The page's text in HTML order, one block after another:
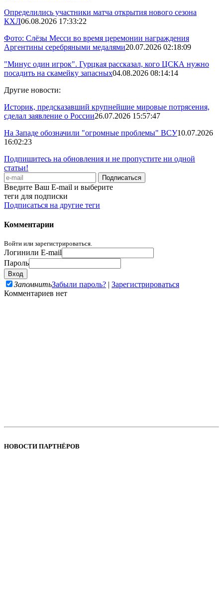
Определились участники матча открытия нового сезона
КХЛ06.08.2026 17:33:22
Фото: Слёзы Месси во время церемонии награждения
Аргентины серебряными медалями20.07.2026 02:18:09
"Минус один игрок". Гурцкая рассказал, кого ЦСКА нужно
посадить на скамейку запасных04.08.2026 08:14:14
Другие новости:
Историк, предсказавший крупнейшие мировые потрясения,
сделал заявление о России26.07.2026 15:57:47
На Западе обозначили "огромные проблемы" ВСУ10.07.2026
16:02:23
Подпишитесь на обновления и не пропустите ни одной
статьи!
Введите Ваш E-mail и выберите
теги для подписки
Подписаться на другие теги
Комментарии
Войти или зарегистрироваться.
Логинили E-mail
Пароль
ЗапомнитьЗабыли пароль? | Зарегистрироваться
Комментариев нет
НОВОСТИ ПАРТНЁРОВ